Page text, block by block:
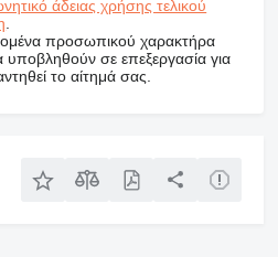
άδειας χρήσης τελικού
προσωπικού χαρακτήρα
υποβληθούν σε επεξεργασία για
το αίτημά σας.